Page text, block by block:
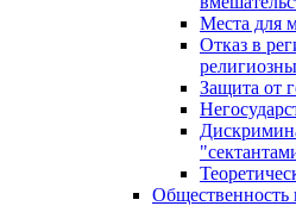
Места для
Отказ в
Защита от